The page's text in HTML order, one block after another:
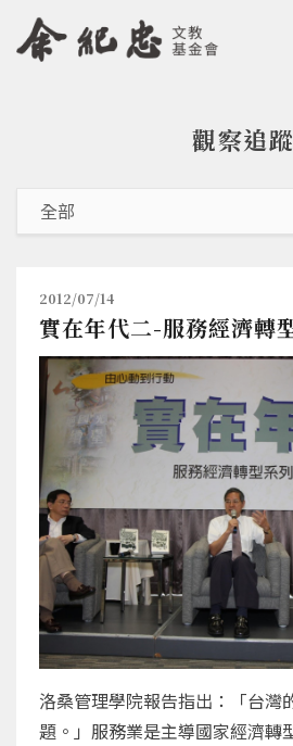
Jump to
Jump to Main
觀察追蹤
2012/07/14
實在年代二-服務經濟轉
洛桑管理學院報告指出：「台灣
題。」服務業是主導國家經濟轉